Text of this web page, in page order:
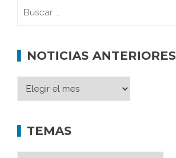
NOTICIAS ANTERIORES
TEMAS